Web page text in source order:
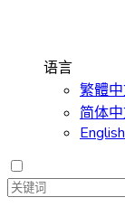
语言
繁體
简体
English